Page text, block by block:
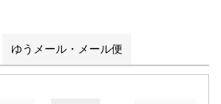
ゆうメール・メール便